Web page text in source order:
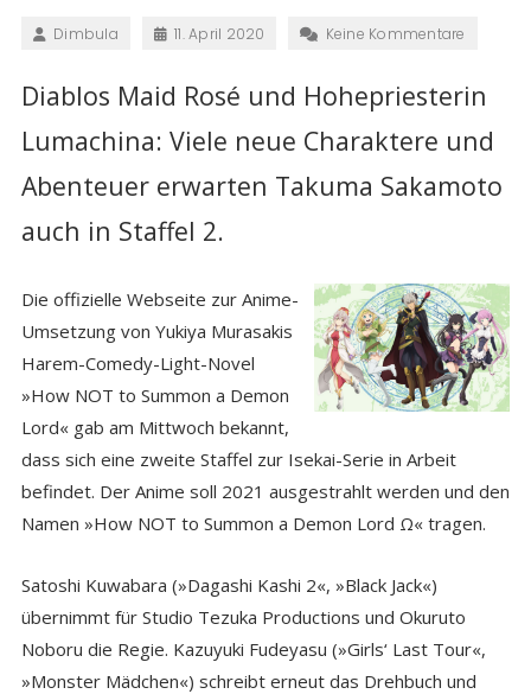
Dimbula 11. April 2020 Keine Kommentare
Diablos Maid Rosé und Hohepriesterin
Lumachina: Viele neue Charaktere und
Abenteuer erwarten Takuma Sakamoto
auch in Staffel 2.
Die offizielle Webseite zur Anime-
Umsetzung von Yukiya Murasakis
Harem-Comedy-Light-Novel
»How NOT to Summon a Demon
Lord« gab am Mittwoch bekannt,
dass sich eine zweite Staffel zur Isekai-Serie in Arbeit
befindet. Der Anime soll 2021 ausgestrahlt werden und den
Namen »How NOT to Summon a Demon Lord Ω« tragen.
Satoshi Kuwabara (»Dagashi Kashi 2«, »Black Jack«)
übernimmt für Studio Tezuka Productions und Okuruto
Noboru die Regie. Kazuyuki Fudeyasu (»Girls‘ Last Tour«,
»Monster Mädchen«) schreibt erneut das Drehbuch und